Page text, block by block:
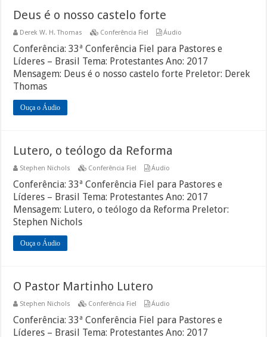
Deus é o nosso castelo forte
Derek W. H. Thomas Conferência Fiel Áudio
Conferência: 33ª Conferência Fiel para Pastores e
Líderes – Brasil Tema: Protestantes Ano: 2017
Mensagem: Deus é o nosso castelo forte Preletor: Derek
Thomas
Ouça o Áudio
Lutero, o teólogo da Reforma
Stephen Nichols Conferência Fiel Áudio
Conferência: 33ª Conferência Fiel para Pastores e
Líderes – Brasil Tema: Protestantes Ano: 2017
Mensagem: Lutero, o teólogo da Reforma Preletor:
Stephen Nichols
Ouça o Áudio
O Pastor Martinho Lutero
Stephen Nichols Conferência Fiel Áudio
Conferência: 33ª Conferência Fiel para Pastores e
Líderes – Brasil Tema: Protestantes Ano: 2017